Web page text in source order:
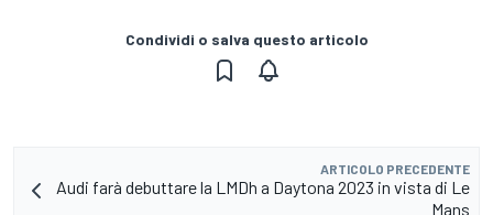
Condividi o salva questo articolo
ARTICOLO PRECEDENTE
Audi farà debuttare la LMDh a Daytona 2023 in vista di Le
Mans